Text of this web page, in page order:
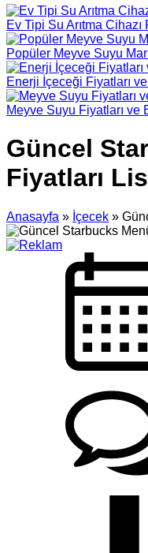
Ev Tipi Su Arıtma
Popüler Meyve Suyu
Enerji İçeceği Fiyatları
Meyve Suyu Fiyatları
Güncel
Fiyatları
Anasayfa » İçecek »